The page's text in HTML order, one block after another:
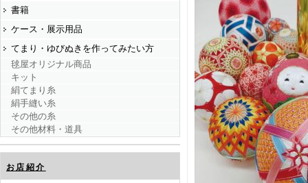
書籍
ケース・展示用品
てまり・ゆびぬきを作ってみたい方
毬屋オリジナル商品
キット
絹てまり糸
絹手縫い糸
その他の糸
その他材料・道具
お店紹介